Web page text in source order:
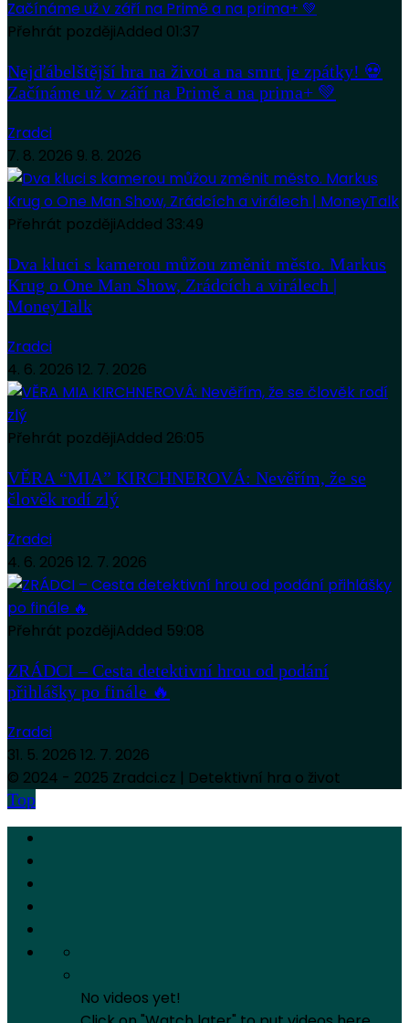
Přehrát pozdějiAdded 01:37
Nejďábelštější hra na život a na smrt je zpátky! 💀
Začínáme už v září na Primě a na prima+ 💚
Zradci
7. 8. 2026 9. 8. 2026
Přehrát pozdějiAdded 33:49
Dva kluci s kamerou můžou změnit město. Markus
Krug o One Man Show, Zrádcích a virálech |
MoneyTalk
Zradci
4. 6. 2026 12. 7. 2026
Přehrát pozdějiAdded 26:05
VĚRA “MIA” KIRCHNEROVÁ: Nevěřím, že se
člověk rodí zlý
Zradci
4. 6. 2026 12. 7. 2026
Přehrát pozdějiAdded 59:08
ZRÁDCI – Cesta detektivní hrou od podání
přihlášky po finále 🔥
Zradci
31. 5. 2026 12. 7. 2026
© 2024 - 2025 Zradci.cz | Detektivní hra o život
Top
No videos yet!